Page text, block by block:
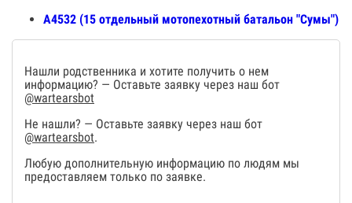
А4532 (15 отдельный мотопехотный батальон "Сумы")
Нашли родственника и хотите получить о нем
информацию? — Оставьте заявку через наш бот
@wartearsbot
Не нашли? — Оставьте заявку через наш бот
@wartearsbot.
Любую дополнительную информацию по людям мы
предоставляем только по заявке.